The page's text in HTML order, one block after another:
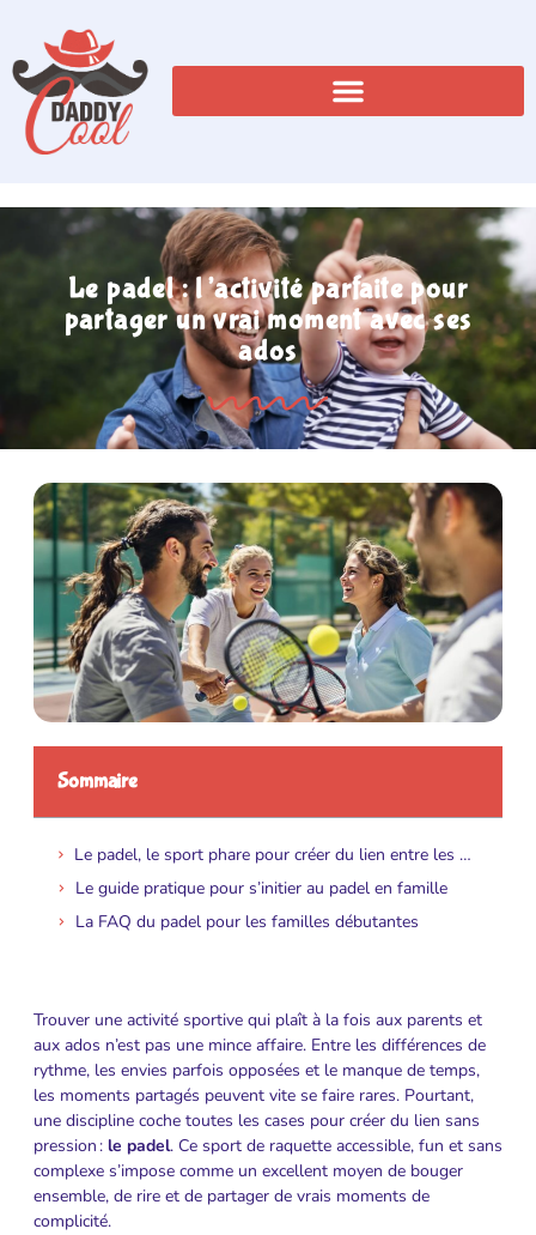
Le padel : l’activité parfaite pour
partager un vrai moment avec ses
ados
Sommaire
Le padel, le sport phare pour créer du lien entre les générations
Le guide pratique pour s’initier au padel en famille
La FAQ du padel pour les familles débutantes
Trouver une activité sportive qui plaît à la fois aux parents et
aux ados n’est pas une mince affaire. Entre les différences de
rythme, les envies parfois opposées et le manque de temps,
les moments partagés peuvent vite se faire rares. Pourtant,
une discipline coche toutes les cases pour créer du lien sans
pression : le padel. Ce sport de raquette accessible, fun et sans
complexe s’impose comme un excellent moyen de bouger
ensemble, de rire et de partager de vrais moments de
complicité.